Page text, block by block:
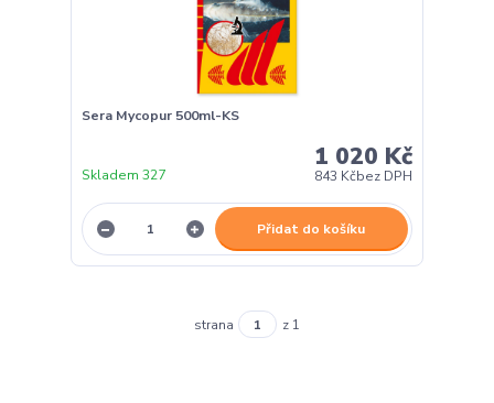
Sera Mycopur 500ml-KS
1 020 Kč
843 Kčbez DPH
Skladem 327
Přidat do košíku
strana z 1